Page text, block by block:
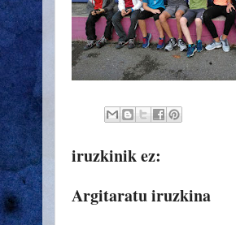
iruzkinik ez:
Argitaratu iruzkina